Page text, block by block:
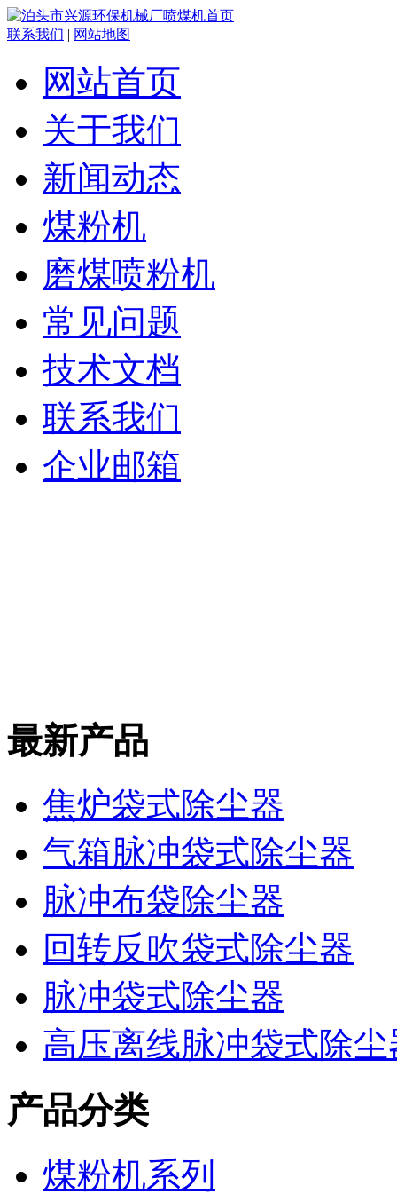
联系我们 | 网站地图
网站首页
关于我们
新闻动态
煤粉机
磨煤喷粉机
常见问题
技术文档
联系我们
企业邮箱
最新产品
焦炉袋式除尘器
气箱脉冲袋式除尘器
脉冲布袋除尘器
回转反吹袋式除尘器
脉冲袋式除尘器
高压离线脉冲袋式除尘
产品分类
煤粉机系列